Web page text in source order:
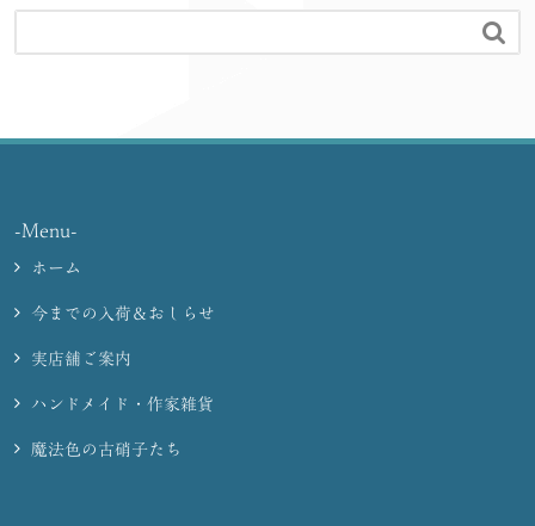

-Menu-
ホーム
今までの入荷＆おしらせ
実店舗ご案内
ハンドメイド・作家雑貨
魔法色の古硝子たち